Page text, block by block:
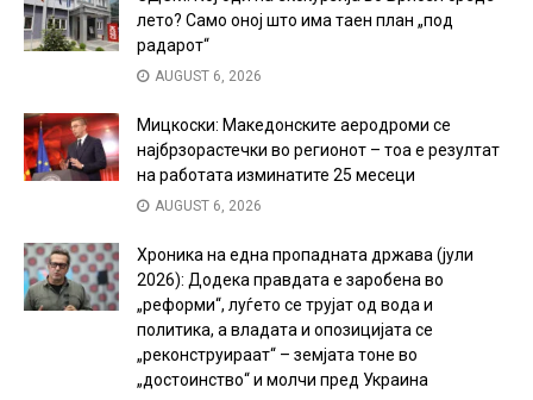
лето? Само оној што има таен план „под
радарот“
AUGUST 6, 2026
Мицкоски: Македонските аеродроми се
најбрзорастечки во регионот – тоа е резултат
на работата изминатите 25 месеци
AUGUST 6, 2026
Хроника на една пропадната држава (јули
2026): Додека правдата е заробена во
„реформи“, луѓето се трујат од вода и
политика, а владата и опозицијата се
„реконструираат“ – земјата тоне во
„достоинство“ и молчи пред Украина